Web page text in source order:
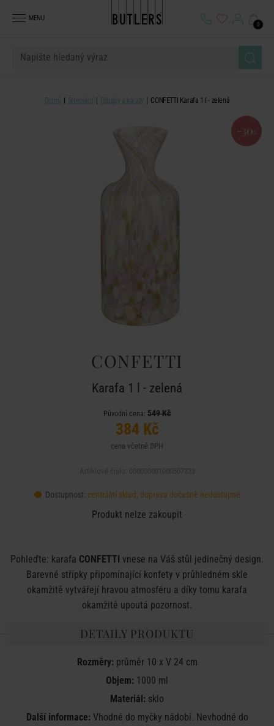
MENU
0
Domů Stolování Džbány a karafy CONFETTI Karafa 1 l - zelená
-30 %
CONFETTI
Karafa 1 l - zelená
Původní cena: 549 Kč
384 Kč
cena včetně DPH
Dostupnost: centrální sklad, doprava dočasně nedostupné
Produkt nelze zakoupit
Pohleďte: karafa CONFETTI vnese na Váš stůl jedinečný design.
Barevné střípky připomínající konfety v průhledném skle
okamžitě vytvářejí hravou atmosféru a díky tomu karafa
okamžitě upoutá pozornost.
DETAILY PRODUKTU
Rozměry:průměr 10 x V 24 cm
Objem: 1000 ml
Materiál: sklo
Další informace: Vhodné do myčky nádobí. Nevhodné do